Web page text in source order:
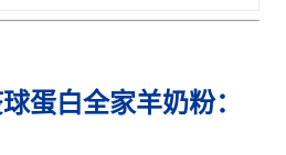
蛋白全家羊奶粉：